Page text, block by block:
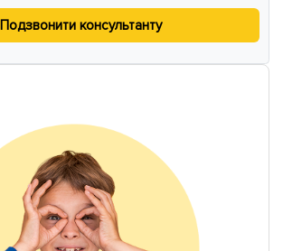
Подзвонити консультанту